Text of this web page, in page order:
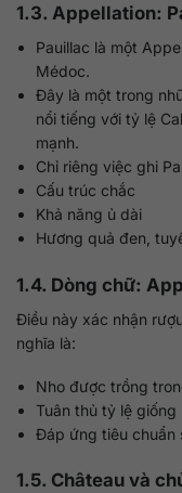
1.3. Appellation:
Pauillac là một
Médoc.
Đây là một trong
nổi tiếng với tỷ lệ
mạnh.
Chỉ riêng việc ghi
Cấu trúc chắc
Khả năng ủ dài
Hương quả đen,
1.4. Dòng chữ:
Điều này xác nhận
nghĩa là:
Nho được trồng
Tuân thủ tỷ lệ
Đáp ứng tiêu chuẩn
1.5. Château và